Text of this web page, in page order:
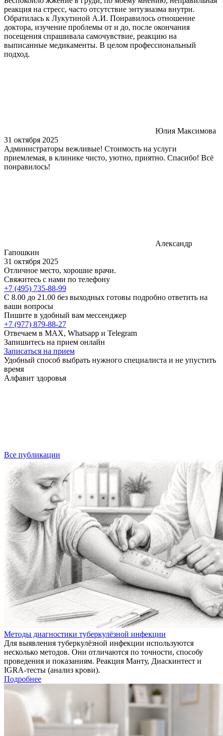
реакция на стресс, часто отсутствие энтузиазма внутри.
Обратилась к Лукутиной А.И. Понравилось отношение
доктора, изучение проблемы от и до, после окончания
посещения спрашивала самочувствие, реакцию на
выписанные медикаменты. В целом профессиональный
подход.
Юлия Максимова
31 октября 2025
Администраторы вежливые! Стоимость на услуги
приемлемая, в клинике чисто, уютно, приятно. Спасибо! Всё
понравилось!
Александр
Гапошкин
31 октября 2025
Отличное место, хорошие врачи.
Свяжитесь с нами по телефону
+7 (495) 735-88-99
C 8.00 до 21.00 без выходных готовы подробно ответить на
ваши вопросы
Пишите в удобный вам мессенджер
+7 (977) 879-88-27
Отвечаем в MAX, Whatsapp и Telegram
Запишитесь на прием онлайн
Записаться на прием
Удобный способ выбрать нужного специалиста и не упустить
время
Алфавит здоровья
Все публикации
Методы диагностики туберкулёзной инфекции
Для выявления туберкулёзной инфекции используются
несколько методов. Они отличаются по точности, способу
проведения и показаниям. Реакция Манту, Диаскинтест и
IGRA-тесты (анализ крови).
Подробнее